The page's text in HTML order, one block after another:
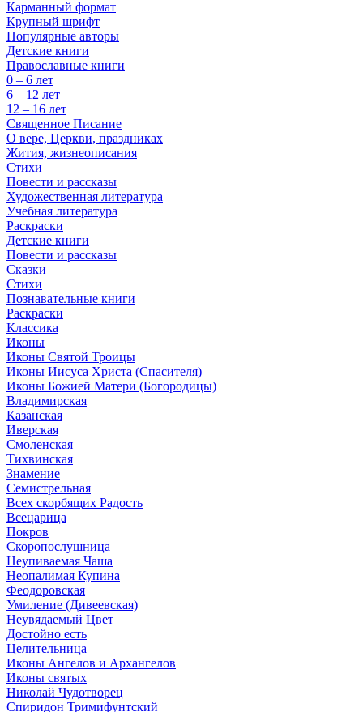
Карманный формат
Крупный шрифт
Популярные авторы
Детские книги
Православные книги
0 – 6 лет
6 – 12 лет
12 – 16 лет
Священное Писание
О вере, Церкви, праздниках
Жития, жизнеописания
Стихи
Повести и рассказы
Художественная литература
Учебная литература
Раскраски
Детские книги
Повести и рассказы
Сказки
Стихи
Познавательные книги
Раскраски
Классика
Иконы
Иконы Святой Троицы
Иконы Иисуса Христа (Спасителя)
Иконы Божией Матери (Богородицы)
Владимирская
Казанская
Иверская
Смоленская
Тихвинская
Знамение
Семистрельная
Всех скорбящих Радость
Всецарица
Покров
Скоропослушница
Неупиваемая Чаша
Неопалимая Купина
Феодоровская
Умиление (Дивеевская)
Неувядаемый Цвет
Достойно есть
Целительница
Иконы Ангелов и Архангелов
Иконы святых
Николай Чудотворец
Спиридон Тримифунтский